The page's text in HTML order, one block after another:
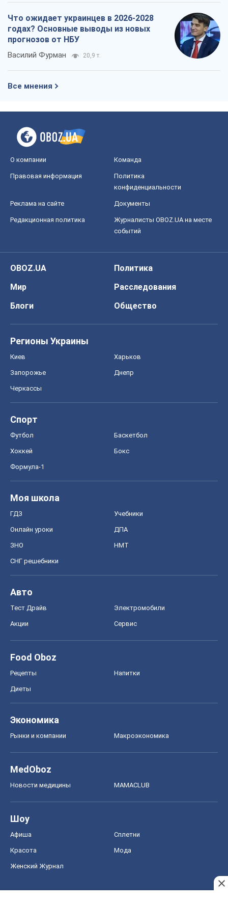
Что ожидает украинцев в 2026-2028
годах? Основные выводы из новых
прогнозов от НБУ
Василий Фурман 20,9 т.
Все мнения
О компании Команда
Правовая информация
Политика
конфиденциальности
Реклама на сайте Документы
Редакционная политика
Журналисты OBOZ.UA на месте
событий
OBOZ.UA
Политика
Мир
Расследования
Блоги
Общество
Регионы Украины
Киев Харьков
Запорожье Днепр
Черкассы
Спорт
Футбол Баскетбол
Хоккей Бокс
Формула-1
Моя школа
ГДЗ Учебники
Онлайн уроки ДПА
ЗНО НМТ
СНГ решебники
Авто
Тест Драйв Электромобили
Акции Сервис
Food Oboz
Рецепты Напитки
Диеты
Экономика
Рынки и компании Mакроэкономика
MedOboz
Новости медицины MAMACLUB
Шоу
Афиша Сплетни
Красота Мода
Женский Журнал